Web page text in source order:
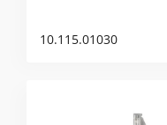
10.115.01030